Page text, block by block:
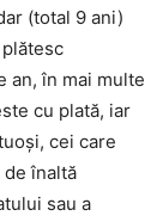
(total 9 ani)
an, în mai multe
cu plată, iar
cei care
înaltă
sau a